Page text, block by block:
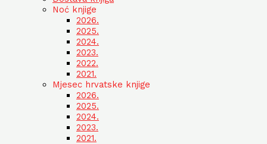
Noć knjige
2026.
2025.
2024.
2023.
2022.
2021.
Mjesec hrvatske knjige
2026.
2025.
2024.
2023.
2021.